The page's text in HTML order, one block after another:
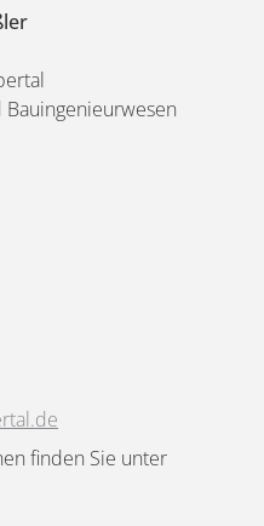
finden Sie unter